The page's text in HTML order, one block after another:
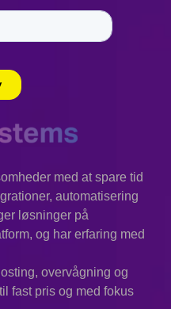
med at spare tid
automatisering
løsninger på
og har erfaring med
overvågning og
fast pris og med fokus